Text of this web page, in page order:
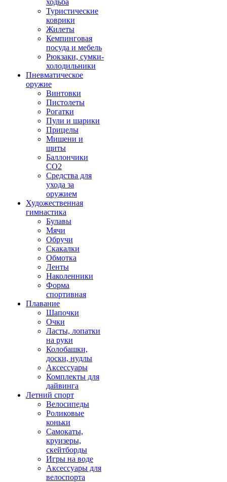
ходьба
Туристические
коврики
Жилеты
Кемпинговая
посуда и мебель
Рюкзаки, сумки-
холодильники
Пневматическое
оружие
Винтовки
Пистолеты
Рогатки
Пули и шарики
Прицелы
Мишени и
щиты
Баллончики
CO2
Средства для
ухода за
оружием
Художественная
гимнастика
Булавы
Мячи
Обручи
Скакалки
Обмотка
Ленты
Наколенники
Форма
спортивная
Плавание
Шапочки
Очки
Ласты, лопатки
на руки
Колобашки,
доски, нудлы
Аксессуары
Комплекты для
дайвинга
Летний спорт
Велосипеды
Роликовые
коньки
Самокаты,
круизеры,
скейтборды
Игры на воде
Аксессуары для
велоспорта